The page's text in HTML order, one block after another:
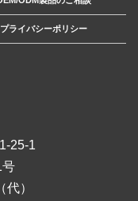
プライバシーポリシー
25-1
号
（代）